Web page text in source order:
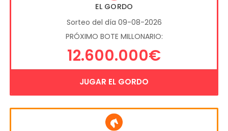
EL GORDO
Sorteo del día 09-08-2026
PRÓXIMO BOTE MILLONARIO:
12.600.000€
JUGAR EL GORDO